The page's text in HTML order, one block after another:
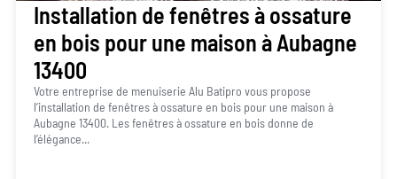
Installation de fenêtres à ossature
en bois pour une maison à Aubagne
13400
Votre entreprise de menuiserie Alu Batipro vous propose
l’installation de fenêtres à ossature en bois pour une maison à
Aubagne 13400. Les fenêtres à ossature en bois donne de
l’élégance...